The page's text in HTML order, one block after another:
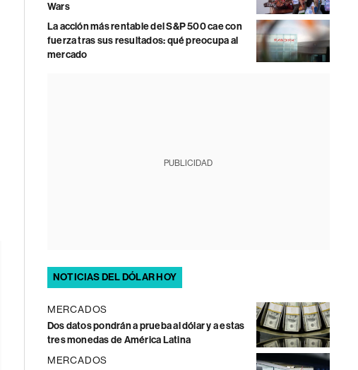
Wars
La acción más rentable del S&P 500 cae con
fuerza tras sus resultados: qué preocupa al
mercado
PUBLICIDAD
NOTICIAS DEL DÓLAR HOY
MERCADOS
Dos datos pondrán a prueba al dólar y a estas
tres monedas de América Latina
MERCADOS